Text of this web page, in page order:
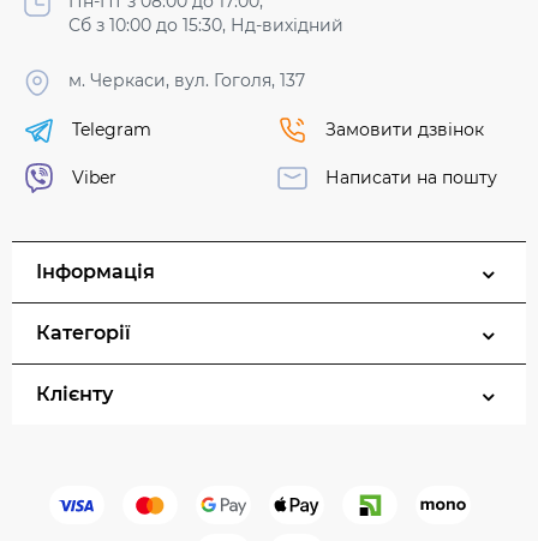
Сб з 10:00 до 15:30, Нд-вихідний
м. Черкаси, вул. Гоголя, 137
Telegram
Viber
Замовити дзвінок
Написати на пошту
Інформація
Категорії
Клієнту